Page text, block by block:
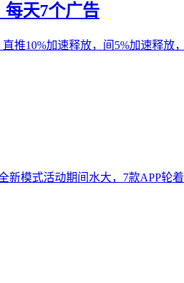
每天7个广告
10%加速释放，间5%加速释
模式活动期间水大，7款APP轮